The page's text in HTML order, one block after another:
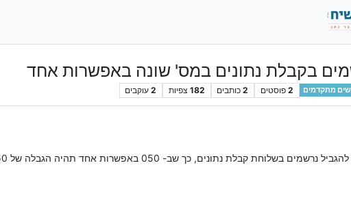
בקבלת נתונים במס' שונה באפשרות אחד
מתקדמים 2 פוסטים 2 כותבים 182 צפיות 2 עוקבים
קבלת נתונים, כך שב- 050 באפשרות אחד תהיה הגבלה של 50 נרשמים, ובאפשרות 2 תהיה הגבלה של 100 נרשמים